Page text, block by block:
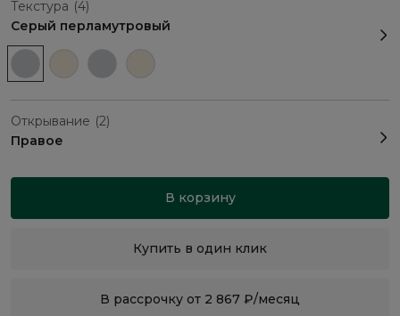
Текстура (4)
Серый перламутровый
Открывание (2)
Правое
В корзину
Купить в один клик
В рассрочку от 2 867 ₽/месяц